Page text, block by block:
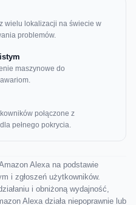
wielu lokalizacji na świecie w
problemów.
maszynowe do
połączone z
pełnego pokrycia.
Alexa na podstawie
i zgłoszeń użytkowników.
i obniżoną wydajność,
Alexa działa niepoprawnie lub